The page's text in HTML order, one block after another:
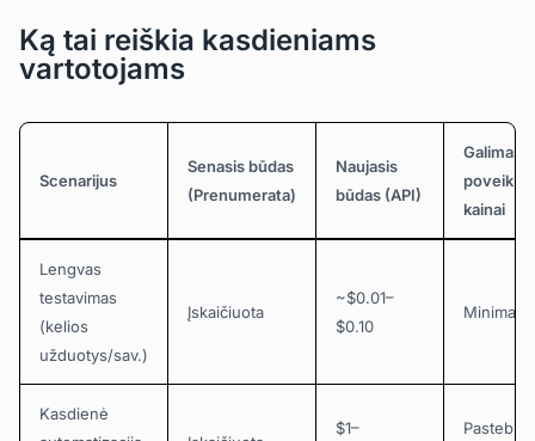
Ką tai reiškia kasdieniams
vartotojams
Scenarijus
Senasis būdas
(Prenumerata)
Naujasis
būdas (API)
Galimas
poveikis
kainai
Lengvas
testavimas
(kelios
užduotys/sav.)
Įskaičiuota
~$0.01–
$0.10
Kasdienė
$1–